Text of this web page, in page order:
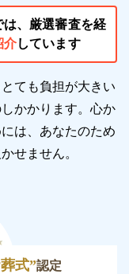
、厳選審査を経
介しています
ても負担が大きい
かかります。 心か
は、あなたのため
せません。
式”認定